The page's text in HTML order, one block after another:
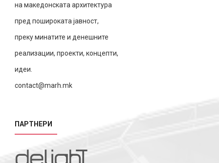
на македонската архитектура
пред пошироката јавност,
преку минатите и денешните
реализации, проекти, концепти,
идеи.
contact@marh.mk
ПАРТНЕРИ